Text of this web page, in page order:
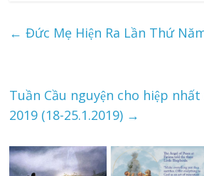
← Đức Mẹ Hiện Ra Lần Thứ
Tuần Cầu nguyện cho hiệp
2019 (18-25.1.2019) →